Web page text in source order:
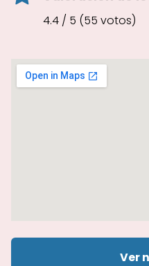
4.4 / 5 (55 votos)
Ver